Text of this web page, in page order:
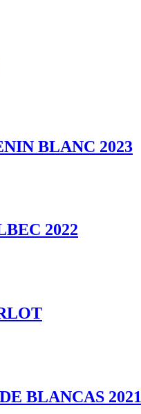
BLANC 2023
2022
BLANCAS 2021